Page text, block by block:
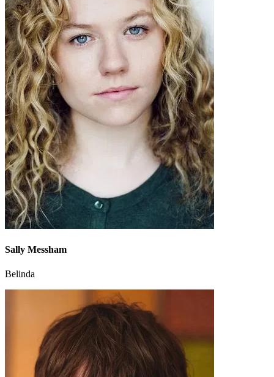
Sally Messham
Belinda